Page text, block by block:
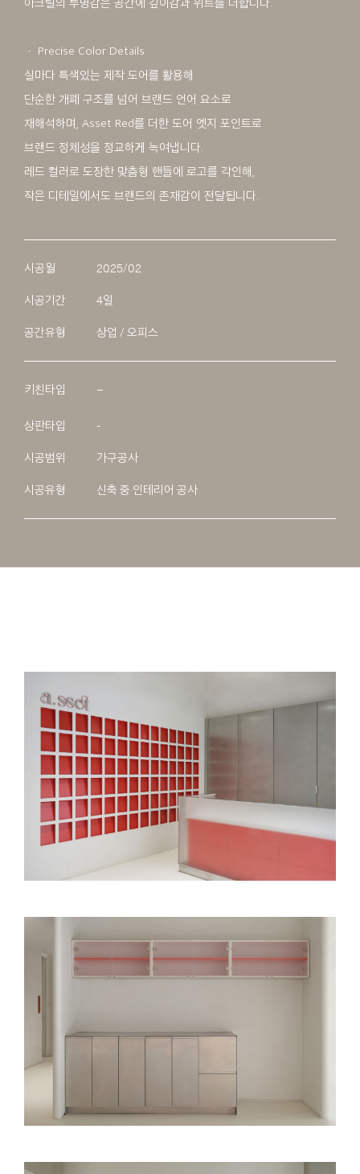
ㆍ Precise Color Details
실마다 특색있는 제작 도어를 활용해
단순한 개폐 구조를 넘어 브랜드 언어 요소로
재해석하며, Asset Red를 더한 도어 엣지 포인트로
브랜드 정체성을 정교하게 녹여냅니다.
레드 컬러로 도장한 맞춤형 핸들에 로고를 각인해,
작은 디테일에서도 브랜드의 존재감이 전달됩니다.
시공월 2025/02
시공기간 4일
공간유형 상업 / 오피스
키친타입 –
상판타입 -
시공범위 가구공사
시공유형 신축 중 인테리어 공사